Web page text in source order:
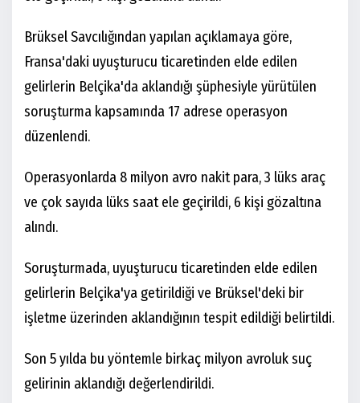
Brüksel Savcılığından yapılan açıklamaya göre,
Fransa'daki uyuşturucu ticaretinden elde edilen
gelirlerin Belçika'da aklandığı şüphesiyle yürütülen
soruşturma kapsamında 17 adrese operasyon
düzenlendi.
Operasyonlarda 8 milyon avro nakit para, 3 lüks araç
ve çok sayıda lüks saat ele geçirildi, 6 kişi gözaltına
alındı.
Soruşturmada, uyuşturucu ticaretinden elde edilen
gelirlerin Belçika'ya getirildiği ve Brüksel'deki bir
işletme üzerinden aklandığının tespit edildiği belirtildi.
Son 5 yılda bu yöntemle birkaç milyon avroluk suç
gelirinin aklandığı değerlendirildi.